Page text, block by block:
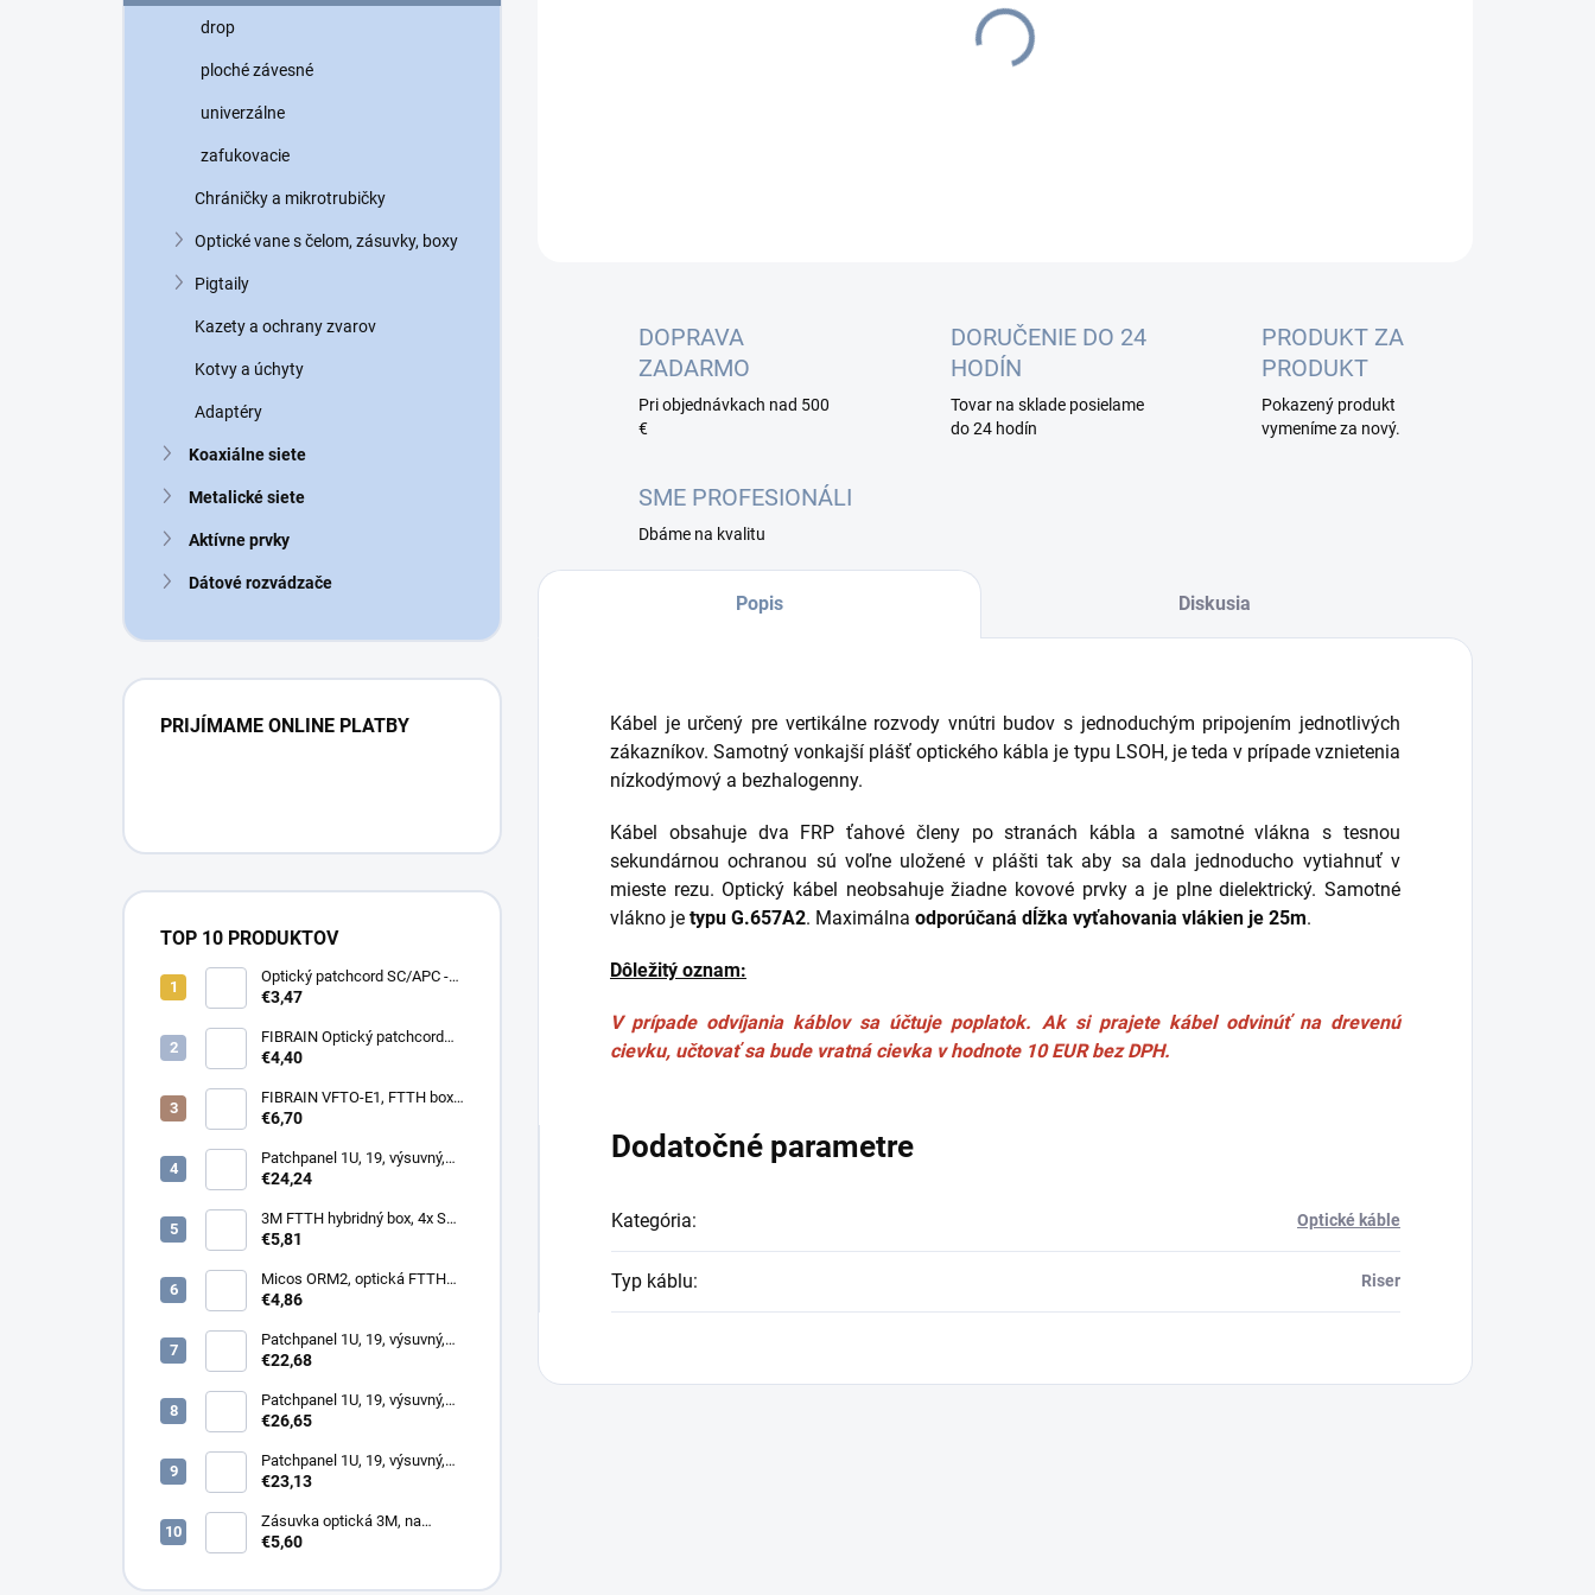
n
drop
ploché závesné
univerzálne
zafukovacie
Chráničky a mikrotrubičky
Optické vane s čelom, zásuvky, boxy
Pigtaily
Kazety a ochrany zvarov
Kotvy a úchyty
Adaptéry
Koaxiálne siete
Metalické siete
Aktívne prvky
Dátové rozvádzače
PRIJÍMAME ONLINE PLATBY
TOP 10 PRODUKTOV
Optický patchcord SC/APC -
LC/APC 1m simplex, SM,
€3,47
FIBRAIN Optický patchcord
LC/APC - LC/APC 1m, Gold,
€4,40
FIBRAIN VFTO-E1, FTTH box,
1x adaptér SC/APC, 1x pigtail
€6,70
Patchpanel 1U, 19, výsuvný,
24x SC simplex, 24x LC
€24,24
3M FTTH hybridný box, 4x SC,
keystone, simplex, vnútorný
€5,81
Micos ORM2, optická FTTH
zásuvka, 2x SC simplex
€4,86
Patchpanel 1U, 19, výsuvný,
12x SC simplex, biely (1x
€22,68
Patchpanel 1U, 19, výsuvný,
12x SC duplex, biely (2x
€26,65
Patchpanel 1U, 19, výsuvný,
24x SC duplex, biely (2x
€23,13
Zásuvka optická 3M, na
omítku hybridní, 8686,
€5,60
DOPRAVA
ZADARMO
Pri objednávkach nad 500
€
DORUČENIE DO 24
HODÍN
Tovar na sklade posielame
do 24 hodín
PRODUKT ZA
PRODUKT
Pokazený produkt
vymeníme za nový.
SME PROFESIONÁLI
Dbáme na kvalitu
Popis Diskusia
Kábel je určený pre vertikálne rozvody vnútri budov s jednoduchým pripojením jednotlivých
zákazníkov. Samotný vonkajší plášť optického kábla je typu LSOH, je teda v prípade vznietenia
nízkodýmový a bezhalogenny.
Kábel obsahuje dva FRP ťahové členy po stranách kábla a samotné vlákna s tesnou
sekundárnou ochranou sú voľne uložené v plášti tak aby sa dala jednoducho vytiahnuť v
mieste rezu. Optický kábel neobsahuje žiadne kovové prvky a je plne dielektrický. Samotné
vlákno je typu G.657A2. Maximálna odporúčaná dĺžka vyťahovania vlákien je 25m.
Dôležitý oznam:
V prípade odvíjania káblov sa účtuje poplatok. Ak si prajete kábel odvinúť na drevenú
cievku, učtovať sa bude vratná cievka v hodnote 10 EUR bez DPH.
Dodatočné parametre
Kategória: Optické káble
Typ káblu: Riser